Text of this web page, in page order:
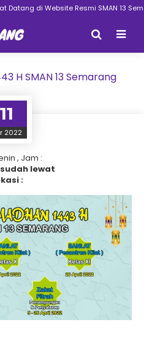
Datang di Website Resmi SMAN 13
H SMAN 13 Semarang
11
2022
, Jam :
lewat
: